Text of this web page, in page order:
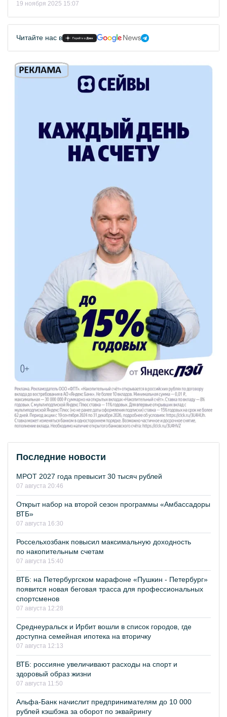
19 ноября 2025 15:07
Читайте нас в
Последние новости
МРОТ 2027 года превысит 30 тысяч рублей
07 августа 20:46
Открыт набор на второй сезон программы «Амбассадоры
ВТБ»
07 августа 16:30
Россельхозбанк повысил максимальную доходность
по накопительным счетам
07 августа 15:40
ВТБ: на Петербургском марафоне «Пушкин - Петербург»
появится новая беговая трасса для профессиональных
спортсменов
07 августа 12:28
Среднеуральск и Ирбит вошли в список городов, где
доступна семейная ипотека на вторичку
07 августа 12:13
ВТБ: россияне увеличивают расходы на спорт и
здоровый образ жизни
07 августа 11:50
Альфа-Банк начислит предпринимателям до 10 000
рублей кэшбэка за оборот по эквайрингу